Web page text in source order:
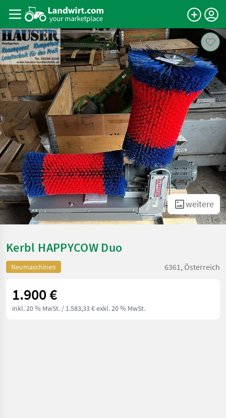
weitere
Kerbl HAPPYCOW Duo
Neumaschinen 6361, Österreich
1.900 €
inkl. 20 % MwSt. / 1.583,33 € exkl. 20 % MwSt.